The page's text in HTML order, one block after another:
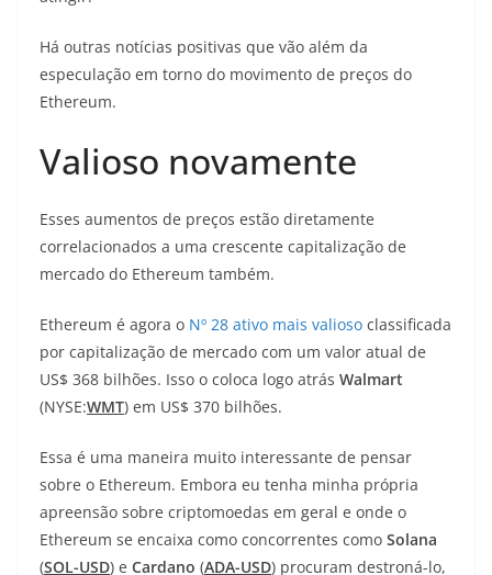
Há outras notícias positivas que vão além da
especulação em torno do movimento de preços do
Ethereum.
Valioso novamente
Esses aumentos de preços estão diretamente
correlacionados a uma crescente capitalização de
mercado do Ethereum também.
Ethereum é agora o Nº 28 ativo mais valioso classificada
por capitalização de mercado com um valor atual de
US$ 368 bilhões. Isso o coloca logo atrás Walmart
(NYSE:WMT) em US$ 370 bilhões.
Essa é uma maneira muito interessante de pensar
sobre o Ethereum. Embora eu tenha minha própria
apreensão sobre criptomoedas em geral e onde o
Ethereum se encaixa como concorrentes como Solana
(SOL-USD) e Cardano (ADA-USD) procuram destroná-lo,